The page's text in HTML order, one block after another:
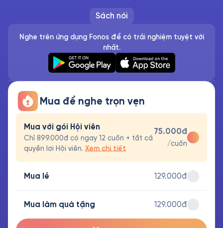
Sách nói
Nghe trên ứng dụng Fonos để có trải nghiệm tuyệt vời
nhất.
Mua để nghe trọn vẹn
Mua với gói Hội viên
Chỉ 899.000đ có ngay 12 cuốn + tất cả
quyền lợi Hội viên. Xem chi tiết
75.000đ
/cuốn
Mua lẻ 129.000đ
Mua làm quà tặng 129.000đ